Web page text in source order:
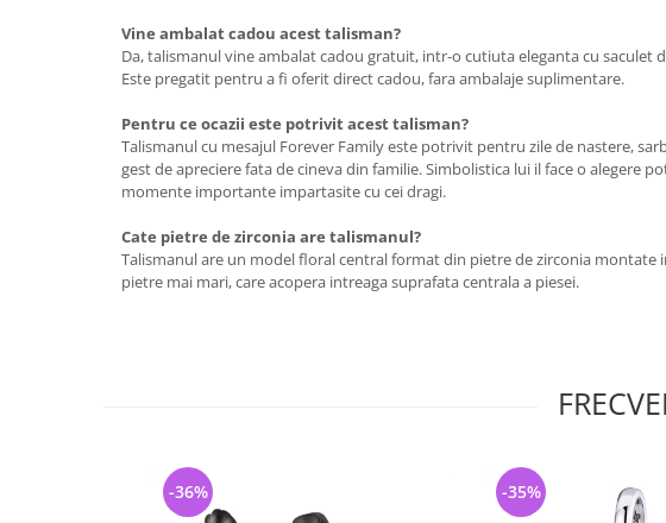
Vine ambalat cadou acest talisman?
Da, talismanul vine ambalat cadou gratuit, intr-o cutiuta eleganta cu saculet
Este pregatit pentru a fi oferit direct cadou, fara ambalaje suplimentare.
Pentru ce ocazii este potrivit acest talisman?
Talismanul cu mesajul Forever Family este potrivit pentru zile de nastere,
gest de apreciere fata de cineva din familie. Simbolistica lui il face o alegere
momente importante impartasite cu cei dragi.
Cate pietre de zirconia are talismanul?
Talismanul are un model floral central format din pietre de zirconia montate
pietre mai mari, care acopera intreaga suprafata centrala a piesei.
-36% -35%